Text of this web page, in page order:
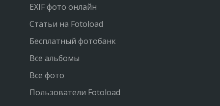
EXIF фото онлайн
Статьи на Fotoload
Бесплатный фотобанк
Все альбомы
Все фото
Пользователи Fotoload